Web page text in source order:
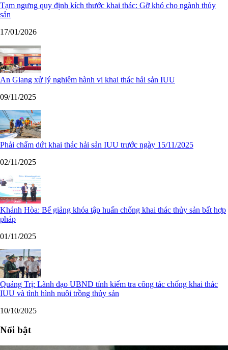
Tạm ngưng quy định kích thước khai thác: Gỡ khó cho ngành thủy
sản
17/01/2026
An Giang xử lý nghiêm hành vi khai thác hải sản IUU
09/11/2025
Phải chấm dứt khai thác hải sản IUU trước ngày 15/11/2025
02/11/2025
Khánh Hòa: Bế giảng khóa tập huấn chống khai thác thủy sản bất hợp
pháp
01/11/2025
Quảng Trị: Lãnh đạo UBND tỉnh kiểm tra công tác chống khai thác
IUU và tình hình nuôi trồng thủy sản
10/10/2025
Nổi bật